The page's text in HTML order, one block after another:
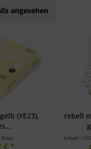
angesehen
(YE23),
Blatt
€ *
rebell
Inhalt